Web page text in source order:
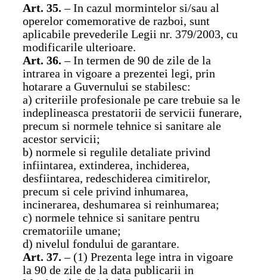
Art. 35.– In cazul mormintelor si/sau al
operelor comemorative de razboi, sunt
aplicabile prevederile Legii nr. 379/2003, cu
modificarile ulterioare.
Art. 36.– In termen de 90 de zile de la
intrarea in vigoare a prezentei legi, prin
hotarare a Guvernului se stabilesc:
a) criteriile profesionale pe care trebuie sa le
indeplineasca prestatorii de servicii funerare,
precum si normele tehnice si sanitare ale
acestor servicii;
b) normele si regulile detaliate privind
infiintarea, extinderea, inchiderea,
desfiintarea, redeschiderea cimitirelor,
precum si cele privind inhumarea,
incinerarea, deshumarea si reinhumarea;
c) normele tehnice si sanitare pentru
crematoriile umane;
d) nivelul fondului de garantare.
Art. 37.– (1) Prezenta lege intra in vigoare
la 90 de zile de la data publicarii in